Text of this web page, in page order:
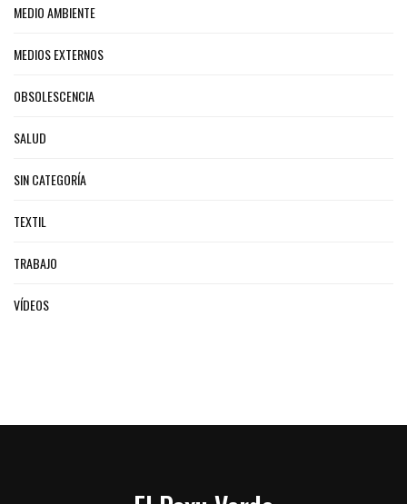
MEDIO AMBIENTE
MEDIOS EXTERNOS
OBSOLESCENCIA
SALUD
SIN CATEGORÍA
TEXTIL
TRABAJO
VÍDEOS